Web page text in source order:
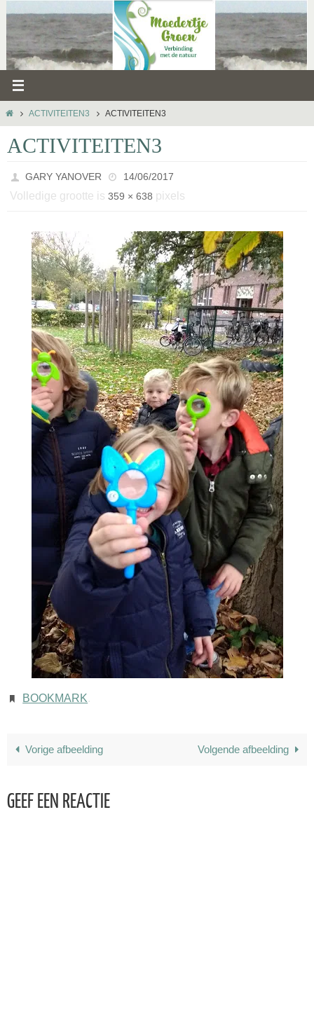
inhoud
HOMEACTIVITEITEN3 ACTIVITEITEN3
ACTIVITEITEN3
GARY YANOVER 14/06/2017
Volledige grootte is 359 × 638 pixels
BOOKMARK.
Vorige afbeelding Volgende afbeelding
GEEF EEN REACTIE